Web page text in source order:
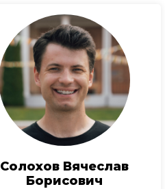
Солохов Вячеслав
Борисович